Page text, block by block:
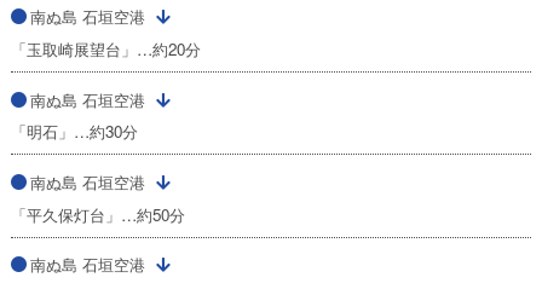
南ぬ島 石垣空港
「玉取崎展望台」…約20分
南ぬ島 石垣空港
「明石」…約30分
南ぬ島 石垣空港
「平久保灯台」…約50分
南ぬ島 石垣空港